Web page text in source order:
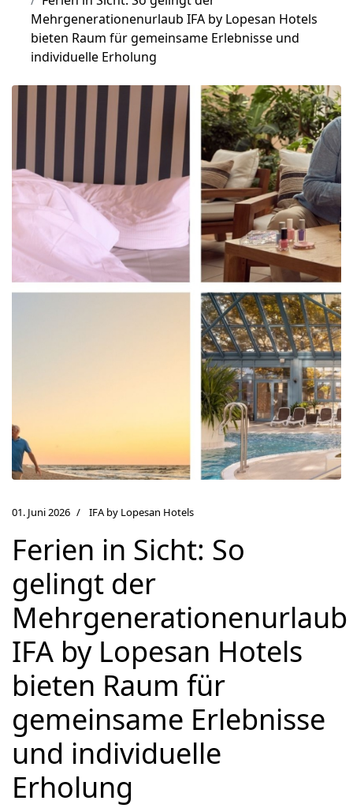
Mehrgenerationenurlaub IFA by Lopesan Hotels
bieten Raum für gemeinsame Erlebnisse und
individuelle Erholung
01. Juni 2026 IFA by Lopesan Hotels
Ferien in Sicht: So
gelingt der
Mehrgenerationenurlaub
IFA by Lopesan Hotels
bieten Raum für
gemeinsame Erlebnisse
und individuelle
Erholung